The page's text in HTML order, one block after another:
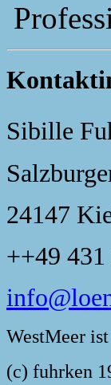
Sibille
24147
++49
WestMeer
(c) fuhrken